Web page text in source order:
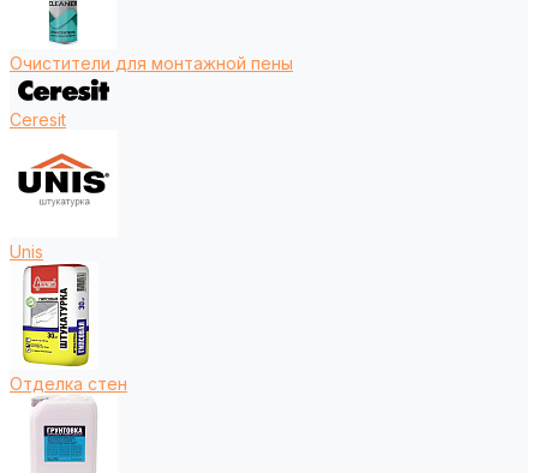
Очистители для монтажной пены
Ceresit
Unis
Отделка стен